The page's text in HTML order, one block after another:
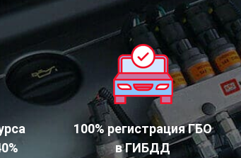
100% регистрация ГБО
в ГИБДД